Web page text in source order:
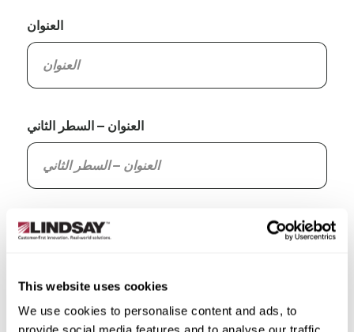
This website uses cookies
We use cookies to personalise content and ads, to
العنوان
العنوان – السطر الثاني
الدولة
الولاية/المقاطعة